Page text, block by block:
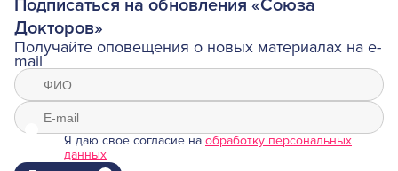
Подписаться на обновления «Союза
Докторов»
Получайте оповещения о новых материалах на e-
mail
Я даю свое согласие на обработку персональных
данных